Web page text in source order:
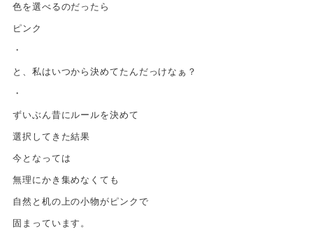
色を選べるのだったら
ピンク
・
と、私はいつから決めてたんだっけなぁ？
・
ずいぶん昔にルールを決めて
選択してきた結果
今となっては
無理にかき集めなくても
自然と机の上の小物がピンクで
固まっています。